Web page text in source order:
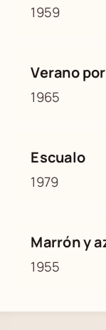
1959
Verano
1965
Escualo
1979
Marrón y
1955